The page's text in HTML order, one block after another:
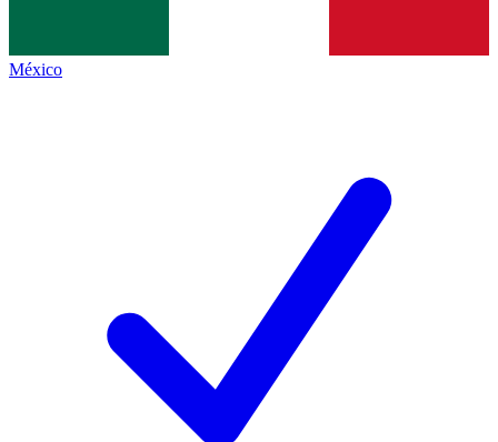
México